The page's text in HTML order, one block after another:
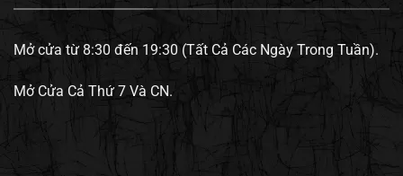
Mở cửa từ 8:30 đến 19:30 (Tất Cả Các Ngày Trong Tuần).
Mở Cửa Cả Thứ 7 Và CN.